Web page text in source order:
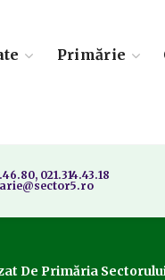
Primărie
021.314.43.18
De Primăria